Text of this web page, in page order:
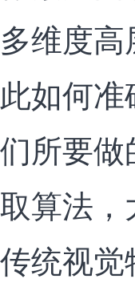
多维度
此如何
们所要
取算法
传统视